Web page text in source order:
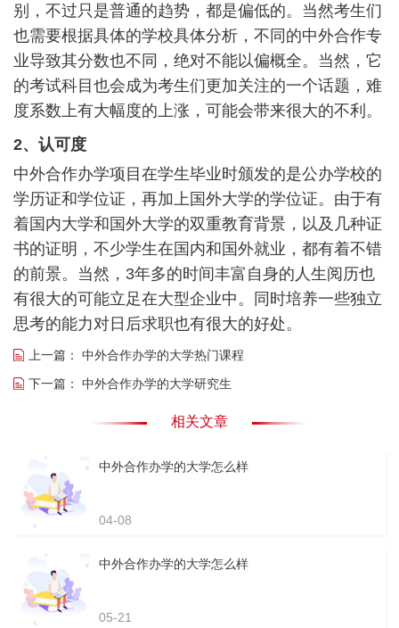
别，不过只是普通的趋势，都是偏低的。当然考生们
也需要根据具体的学校具体分析，不同的中外合作专
业导致其分数也不同，绝对不能以偏概全。当然，它
的考试科目也会成为考生们更加关注的一个话题，难
度系数上有大幅度的上涨，可能会带来很大的不利。
2、认可度
中外合作办学项目在学生毕业时颁发的是公办学校的
学历证和学位证，再加上国外大学的学位证。由于有
着国内大学和国外大学的双重教育背景，以及几种证
书的证明，不少学生在国内和国外就业，都有着不错
的前景。当然，3年多的时间丰富自身的人生阅历也
有很大的可能立足在大型企业中。同时培养一些独立
思考的能力对日后求职也有很大的好处。
上一篇： 中外合作办学的大学热门课程
下一篇： 中外合作办学的大学研究生
相关文章
中外合作办学的大学怎么样
04-08
中外合作办学的大学怎么样
05-21